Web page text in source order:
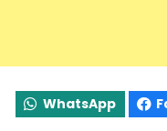
WhatsApp